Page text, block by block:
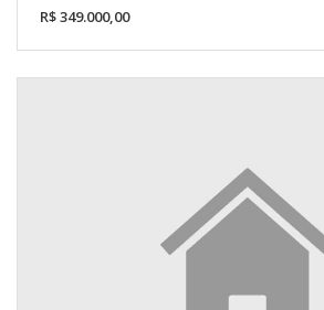
R$ 349.000,00